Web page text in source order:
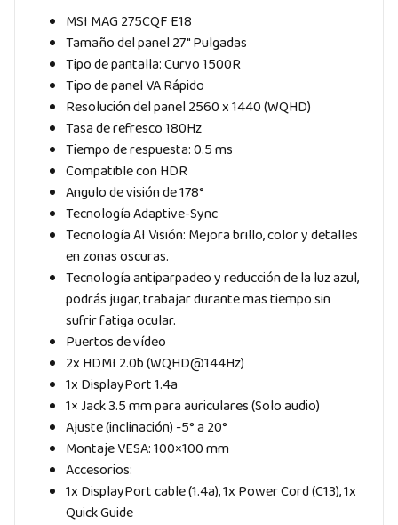
MSI MAG 275CQF E18
Tamaño del panel 27″ Pulgadas
Tipo de pantalla: Curvo 1500R
Tipo de panel VA Rápido
Resolución del panel 2560 x 1440 (WQHD)
Tasa de refresco 180Hz
Tiempo de respuesta: 0.5 ms
Compatible con HDR
Angulo de visión de 178°
Tecnología Adaptive-Sync
Tecnología AI Visión: Mejora brillo, color y detalles
en zonas oscuras.
Tecnología antiparpadeo y reducción de la luz azul,
podrás jugar, trabajar durante mas tiempo sin
sufrir fatiga ocular.
Puertos de vídeo
2x HDMI 2.0b (WQHD@144Hz)
1x DisplayPort 1.4a
1× Jack 3.5 mm para auriculares (Solo audio)
Ajuste (inclinación) -5° a 20°
Montaje VESA: 100×100 mm
Accesorios:
1x DisplayPort cable (1.4a), 1x Power Cord (C13), 1x
Quick Guide